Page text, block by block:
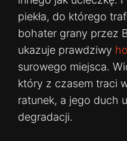
piekła, do którego
bohater grany przez
ukazuje prawdziwy
surowego miejsca.
który z czasem traci
ratunek, a jego duch
degradacji.